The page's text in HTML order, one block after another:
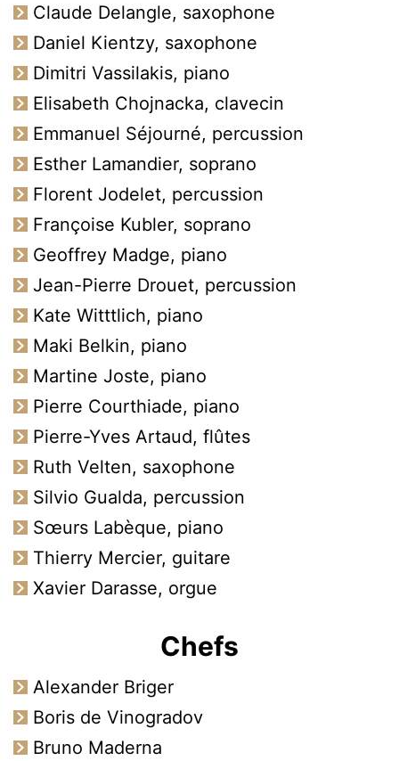
Claude Delangle, saxophone
Daniel Kientzy, saxophone
Dimitri Vassilakis, piano
Elisabeth Chojnacka, clavecin
Emmanuel Séjourné, percussion
Esther Lamandier, soprano
Florent Jodelet, percussion
Françoise Kubler, soprano
Geoffrey Madge, piano
Jean-Pierre Drouet, percussion
Kate Witttlich, piano
Maki Belkin, piano
Martine Joste, piano
Pierre Courthiade, piano
Pierre-Yves Artaud, flûtes
Ruth Velten, saxophone
Silvio Gualda, percussion
Sœurs Labèque, piano
Thierry Mercier, guitare
Xavier Darasse, orgue
Chefs
Alexander Briger
Boris de Vinogradov
Bruno Maderna